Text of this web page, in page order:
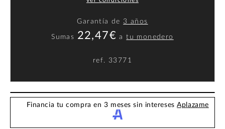
Garantía de 3 años
Sumas 22,47€ atu monedero
ref. 33771
Financia tu compra en 3 meses sin interesesAplazame